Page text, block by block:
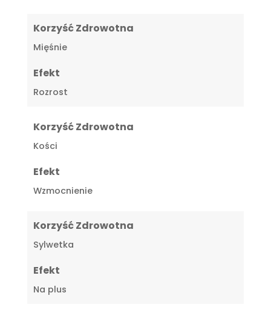
Korzyść Zdrowotna
Mięśnie
Efekt
Rozrost
Korzyść Zdrowotna
Kości
Efekt
Wzmocnienie
Korzyść Zdrowotna
Sylwetka
Efekt
Na plus